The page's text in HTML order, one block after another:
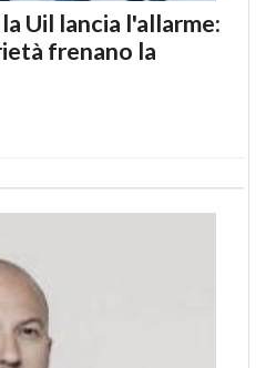
Uil lancia l'allarme:
frenano la